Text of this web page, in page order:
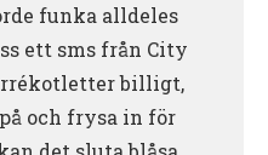
funka alldeles
ett sms från City
billigt,
och frysa in för